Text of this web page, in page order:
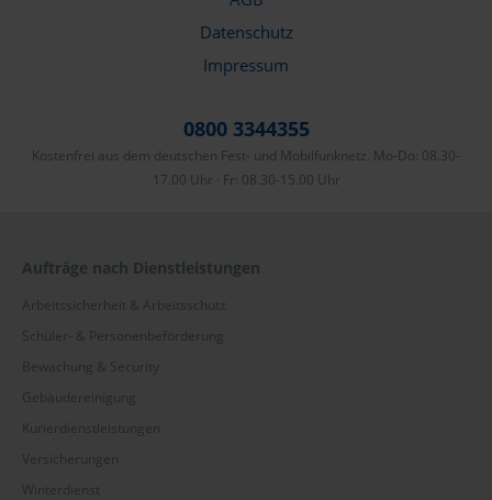
Datenschutz
Impressum
0800 3344355
Kostenfrei aus dem deutschen Fest- und Mobilfunknetz. Mo-Do: 08.30-
17.00 Uhr · Fr: 08.30-15.00 Uhr
Aufträge nach Dienstleistungen
Arbeitssicherheit & Arbeitsschutz
Schüler- & Personenbeförderung
Bewachung & Security
Gebäudereinigung
Kurierdienstleistungen
Versicherungen
Winterdienst